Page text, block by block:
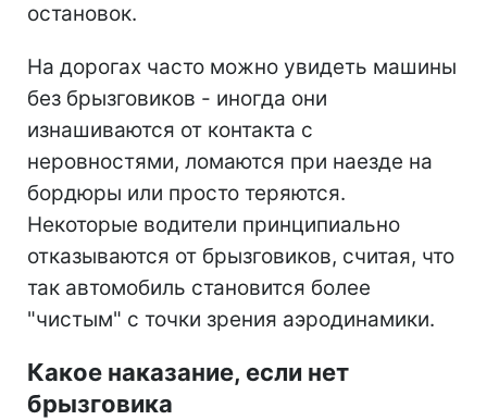
остановок.
На дорогах часто можно увидеть машины
без брызговиков - иногда они
изнашиваются от контакта с
неровностями, ломаются при наезде на
бордюры или просто теряются.
Некоторые водители принципиально
отказываются от брызговиков, считая, что
так автомобиль становится более
"чистым" с точки зрения аэродинамики.
Какое наказание, если нет
брызговика